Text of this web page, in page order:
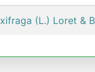
(L.) Loret &